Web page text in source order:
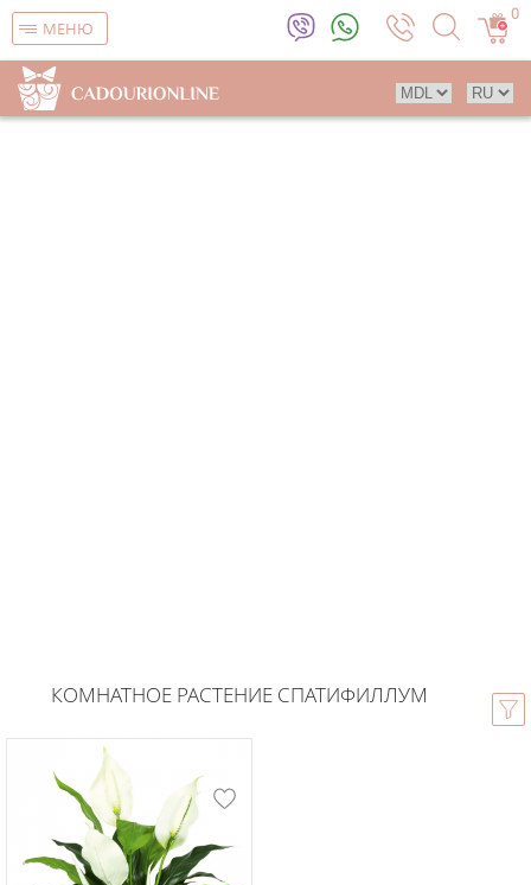
МЕНЮ
0
КОМНАТНОЕ РАСТЕНИЕ СПАТИФИЛЛУМ